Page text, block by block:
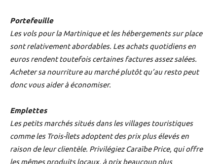
Portefeuille
Les vols pour la Martinique et les hébergements sur place
sont relativement abordables. Les achats quotidiens en
euros rendent toutefois certaines factures assez salées.
Acheter sa nourriture au marché plutôt qu’au resto peut
donc vous aider à économiser.
Emplettes
Les petits marchés situés dans les villages touristiques
comme les Trois-Îlets adoptent des prix plus élevés en
raison de leur clientèle. Privilégiez Caraïbe Price, qui offre
les mêmes produits locaux, à prix beaucoup plus